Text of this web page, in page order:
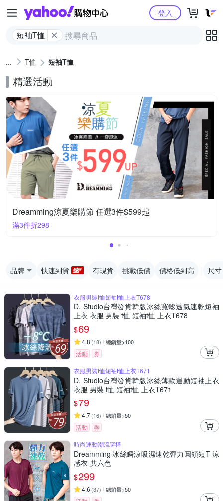
Yahoo購物中心
短袖T恤
登入
T恤 短袖T恤
精選活動
Dreamming涼夏樂購節 任選3件$599起
滿3件折298
品牌 快速到貨 有現貨 挑戰低價 價格低到高 尺寸
衣服男裝t恤短袖t恤上衣T678
D. Studio台灣發貨韓版冰絲寬鬆透氣速乾短袖
上衣 衣服 男裝 t恤 短袖t恤 上衣T678
$69
4.8 (18) 總銷量>100
活動
券
衣服男裝t恤短袖t恤上衣T671
D. Studio台灣發貨韓版冰絲薄款運動短袖上衣
衣服 男裝 t恤 短袖t恤 上衣T671
$79
4.7(16) 總銷量>50
活動
券
時尚運動潮流穿搭
Dreamming 冰絲瞬涼吸濕速乾彈力圓領短T 涼
感衣-共六色
$299
4.6 (37) 總銷量>50